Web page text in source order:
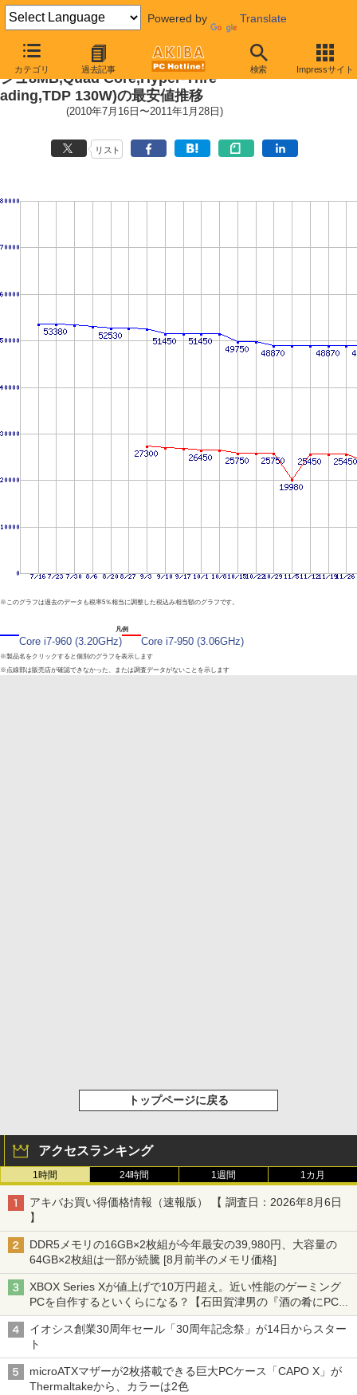
Powered by Translate
カテゴリ 過去記事 検索 Impressサイト
LGA1366 (QPI 4.8GT/s,L3キャッ
シュ8MB,Quad Core,Hyper-Thre
ading,TDP 130W)の最安値推移
(2010年7月16日〜2011年1月28日)
リスト
※このグラフは過去のデータも税率5％相当に調整した税込み相当額のグラフです。
凡例
Core i7-960 (3.20GHz) Core i7-950 (3.06GHz)
※製品名をクリックすると個別のグラフを表示します
※点線部は販売店が確認できなかった、または調査データがないことを示します
トップページに戻る
アクセスランキング
1時間 24時間 1週間 1カ月
アキバお買い得価格情報（速報版） 【 調査日：2026年8月6日
】
DDR5メモリの16GB×2枚組が今年最安の39,980円、大容量の
64GB×2枚組は一部が続騰 [8月前半のメモリ価格]
XBOX Series Xが値上げで10万円超え。近い性能のゲーミング
PCを自作するといくらになる？【石田賀津男の『酒の肴にPCゲ
ーム』】
イオシス創業30周年セール「30周年記念祭」が14日からスター
ト
microATXマザーが2枚搭載できる巨大PCケース「CAPO X」が
Thermaltakeから、カラーは2色